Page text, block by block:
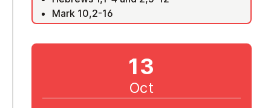
Mark 10,2-16
13
Oct